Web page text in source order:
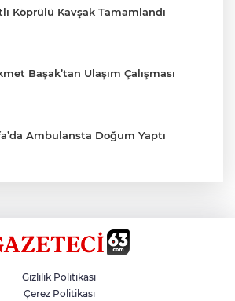
Köprülü Kavşak Tamamlandı
Başak’tan Ulaşım Çalışması
Ambulansta Doğum Yaptı
18 Ağustos'ta Başlayacak
Gizlilik Politikası
Çerez Politikası